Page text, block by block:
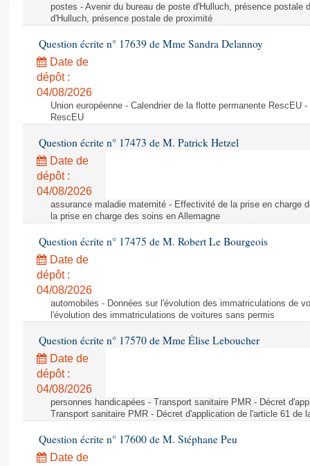
Baromètre de l’application des lois
Dossiers législatifs
Budget et sécurité sociale
Questions écrites et orales
Comptes rendus des débats
postes - Avenir du bureau de poste d'Hulluch, présence postale
d'Hulluch, présence postale de proximité
Question écrite n° 17639 de Mme Sandra Delannoy
Date de
dépôt :
04/08/2026
Union européenne - Calendrier de la flotte permanente RescEU
RescEU
Question écrite n° 17473 de M. Patrick Hetzel
Date de
dépôt :
04/08/2026
assurance maladie maternité - Effectivité de la prise en charge
la prise en charge des soins en Allemagne
Question écrite n° 17475 de M. Robert Le Bourgeois
Date de
dépôt :
04/08/2026
automobiles - Données sur l'évolution des immatriculations de
l'évolution des immatriculations de voitures sans permis
Question écrite n° 17570 de Mme Élise Leboucher
Date de
dépôt :
04/08/2026
personnes handicapées - Transport sanitaire PMR - Décret
Transport sanitaire PMR - Décret d'application de l'article 61 de
Question écrite n° 17600 de M. Stéphane Peu
Date de